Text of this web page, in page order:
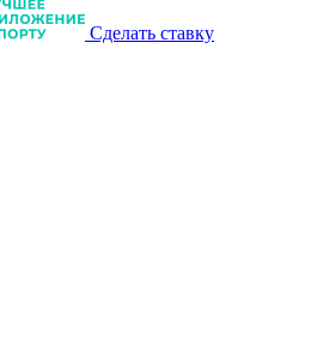
Сделать ставку